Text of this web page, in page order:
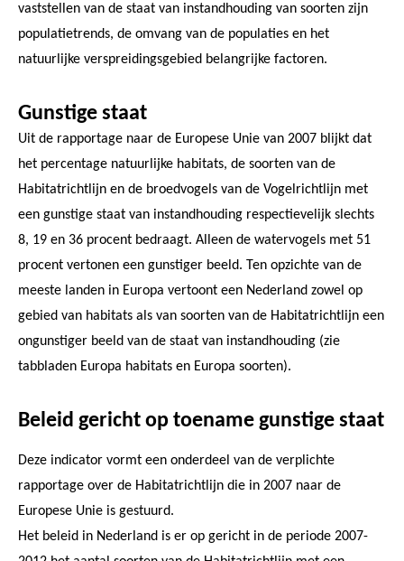
vaststellen van de staat van instandhouding van soorten zijn
populatietrends, de omvang van de populaties en het
natuurlijke verspreidingsgebied belangrijke factoren.
Gunstige staat
Uit de rapportage naar de Europese Unie van 2007 blijkt dat
het percentage natuurlijke habitats, de soorten van de
Habitatrichtlijn en de broedvogels van de Vogelrichtlijn met
een gunstige staat van instandhouding respectievelijk slechts
8, 19 en 36 procent bedraagt. Alleen de watervogels met 51
procent vertonen een gunstiger beeld. Ten opzichte van de
meeste landen in Europa vertoont een Nederland zowel op
gebied van habitats als van soorten van de Habitatrichtlijn een
ongunstiger beeld van de staat van instandhouding (zie
tabbladen Europa habitats en Europa soorten).
Beleid gericht op toename gunstige staat
Deze indicator vormt een onderdeel van de verplichte
rapportage over de Habitatrichtlijn die in 2007 naar de
Europese Unie is gestuurd.
Het beleid in Nederland is er op gericht in de periode 2007-